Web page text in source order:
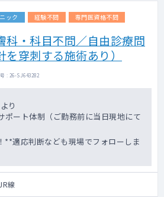
ック 経験不問 専門医資格不問
科・科目不問／自由診療問
穿刺する施術あり）
: 26-SJ643282
り
ポート体制（ご勤務前に当日現地にて
**適応判断なども現場でフォローしま
線